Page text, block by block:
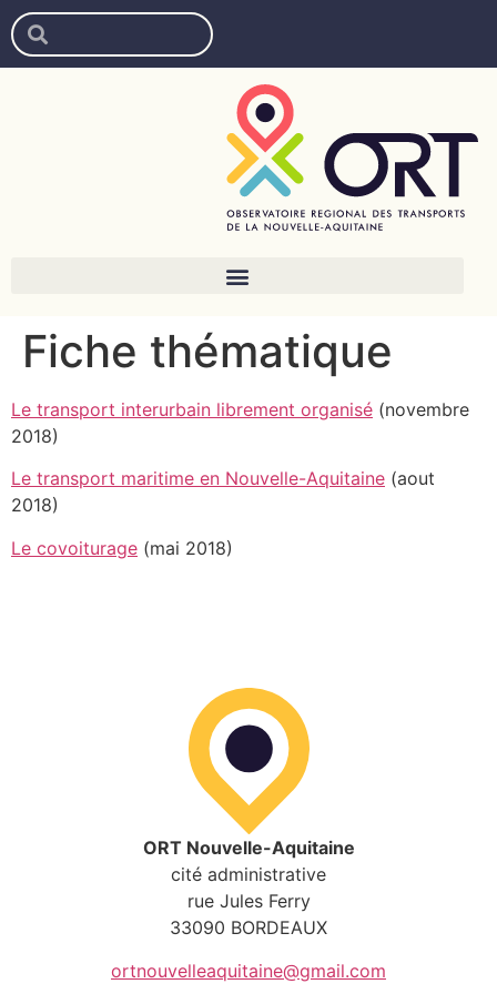
Fiche thématique
Le transport interurbain librement organisé (novembre
2018)
Le transport maritime en Nouvelle-Aquitaine (aout
2018)
Le covoiturage (mai 2018)
ORT Nouvelle-Aquitaine
cité administrative
rue Jules Ferry
33090 BORDEAUX
ortnouvelleaquitaine@gmail.com